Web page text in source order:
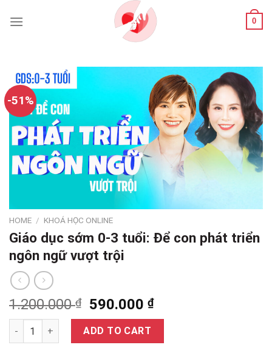
0
-51%
HOME / KHOÁ HỌC ONLINE
Giáo dục sớm 0-3 tuổi: Để con phát triển
ngôn ngữ vượt trội
1.200.000₫ 590.000₫
Giáo dục sớm 0-3 tuổi: Để con phát triển ngôn ngữ vượt trội
ADD TO CART